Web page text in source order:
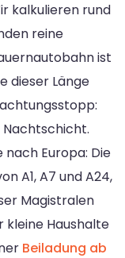
kalkulieren rund
reine
ist
dieser Länge
Nachtschicht.
Europa: Die
A1, A7 und A24,
Magistralen
kleine Haushalte
Beiladung ab